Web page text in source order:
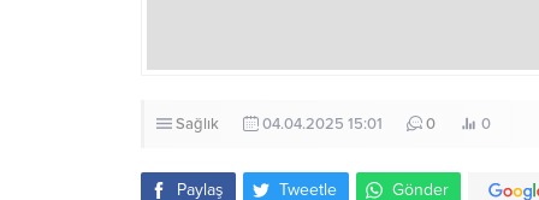
Sağlık 04.04.2025 15:01 0 0
Paylaş Tweetle Gönder